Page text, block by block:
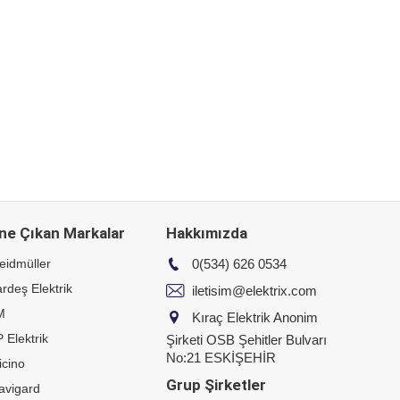
Çıkan Markalar
Elektrik
Elektrik
Hakkımızda
0(534) 626 0534
iletisim@elektrix.com
Kıraç Elektrik Anonim
Şirketi OSB Şehitler Bulvarı
No:21 ESKİŞEHİR
Grup Şirketler